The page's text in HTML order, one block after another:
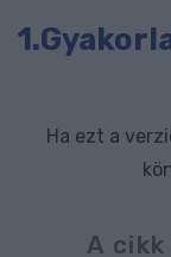
Ha ezt a
A